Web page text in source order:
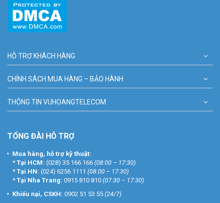
HỖ TRỢ KHÁCH HÀNG
CHÍNH SÁCH MUA HÀNG – BẢO HÀNH
THÔNG TIN VUHOANGTELECOM
TỔNG ĐÀI HỖ TRỢ
Mua hàng, hỗ trợ kỹ thuật:
* Tại HCM: (028) 35 166 166 (08:00 – 17:30)
* Tại HN: (024) 6256 1111 (08:00 – 17:30)
* Tại Nha Trang: 0915 810 810 (07:30 – 17:30)
Khiếu nại, CSKH: 0902 51 53 55 (24/7)